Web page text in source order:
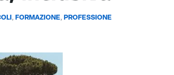
, FORMAZIONE, PROFESSIONE